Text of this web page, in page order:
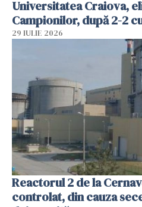
Universitatea Craiova,
Campionilor, după 2-2
29 IULIE 2026
Reactorul 2 de la
controlat, din cauza